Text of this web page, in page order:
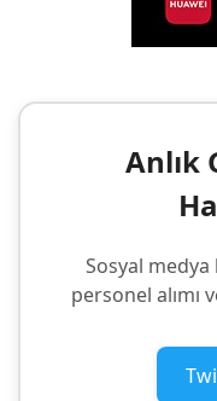
Anlık
Sosyal medya
personel alımı